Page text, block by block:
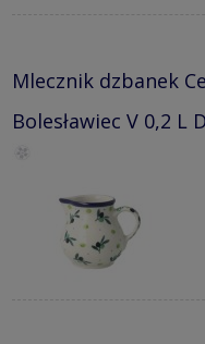
Mlecznik dzbanek
Bolesławiec V 0,2 L